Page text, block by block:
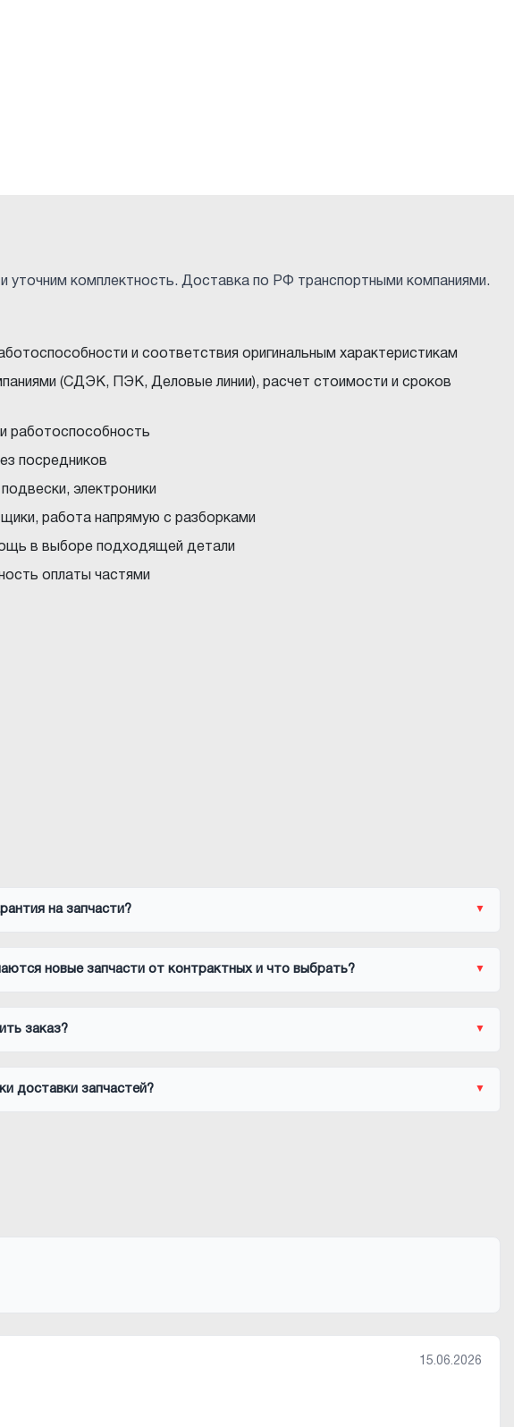
комплектность. Доставка по РФ транспортными компаниями.
и соответствия оригинальным характеристикам
(СДЭК, ПЭК, Деловые линии), расчет стоимости и сроков
работоспособность
посредников
электроники
работа напрямую с разборками
в выборе подходящей детали
оплаты частями
на запчасти?
новые запчасти от контрактных и что выбрать?
заказ?
доставки запчастей?
15.06.2026